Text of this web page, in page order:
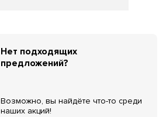
Нет подходящих
предложений?
Возможно, вы найдёте что-то среди
наших акций!